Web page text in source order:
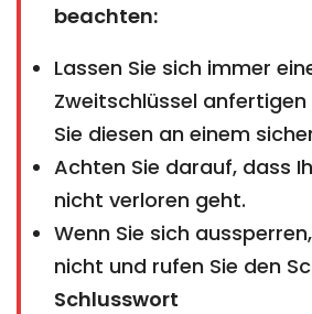
beachten:
Lassen Sie sich immer
Zweitschlüssel
Sie diesen an einem
Achten Sie darauf, dass
nicht verloren geht.
Wenn Sie sich
nicht und rufen Sie den
Schlusswort